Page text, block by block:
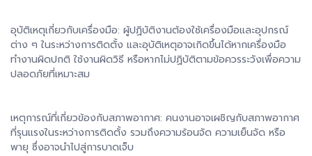
อุบัติเหตุเกี่ยวกับเครื่องมือ: ผู้ปฏิบัติงานต้องใช้เครื่องมือและอุปกรณ์
ต่าง ๆ ในระหว่างการติดตั้ง และอุบัติเหตุอาจเกิดขึ้นได้หากเครื่องมือ
ทำงานผิดปกติ ใช้งานผิดวิธี หรือหากไม่ปฏิบัติตามข้อควรระวังเพื่อความ
ปลอดภัยที่เหมาะสม
เหตุการณ์ที่เกี่ยวข้องกับสภาพอากาศ: คนงานอาจเผชิญกับสภาพอากาศ
ที่รุนแรงในระหว่างการติดตั้ง รวมถึงความร้อนจัด ความเย็นจัด หรือ
พายุ ซึ่งอาจนำไปสู่การบาดเจ็บ